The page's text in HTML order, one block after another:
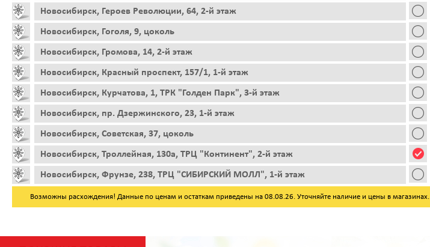
Новосибирск, Героев Революции, 64, 2-й этаж
Новосибирск, Гоголя, 9, цоколь
Новосибирск, Громова, 14, 2-й этаж
Новосибирск, Красный проспект, 157/1, 1-й этаж
Новосибирск, Курчатова, 1, ТРК "Голден Парк", 3-й этаж
Новосибирск, пр. Дзержинского, 23, 1-й этаж
Новосибирск, Советская, 37, цоколь
Новосибирск, Троллейная, 130а, ТРЦ "Континент", 2-й этаж
Новосибирск, Фрунзе, 238, ТРЦ "СИБИРСКИЙ МОЛЛ", 1-й этаж
Возможны расхождения! Данные по ценам и остаткам приведены на 08.08.26. Уточняйте наличие и цены в магазинах.